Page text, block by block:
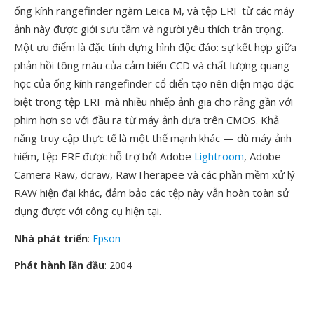
ống kính rangefinder ngàm Leica M, và tệp ERF từ các máy
ảnh này được giới sưu tầm và người yêu thích trân trọng.
Một ưu điểm là đặc tính dựng hình độc đáo: sự kết hợp giữa
phản hồi tông màu của cảm biến CCD và chất lượng quang
học của ống kính rangefinder cổ điển tạo nên diện mạo đặc
biệt trong tệp ERF mà nhiều nhiếp ảnh gia cho rằng gần với
phim hơn so với đầu ra từ máy ảnh dựa trên CMOS. Khả
năng truy cập thực tế là một thế mạnh khác — dù máy ảnh
hiếm, tệp ERF được hỗ trợ bởi Adobe Lightroom, Adobe
Camera Raw, dcraw, RawTherapee và các phần mềm xử lý
RAW hiện đại khác, đảm bảo các tệp này vẫn hoàn toàn sử
dụng được với công cụ hiện tại.
Nhà phát triển: Epson
Phát hành lần đầu: 2004